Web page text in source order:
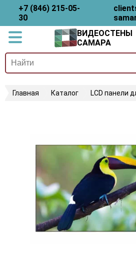
+7 (846) 215-05-
30
ВИДЕОСТЕНЫ
САМАРА
Главная Каталог LCD панели